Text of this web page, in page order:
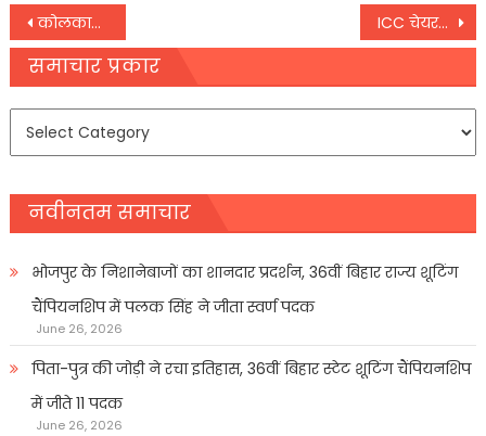
Post
navigation
कोलकाता कांड के आरोपी संजय रॉय पर कसा शिकंजा, कोर्ट ने 14 दिनों की न्यायिक हिरासत में भेजा ICC चेयरमैन बनने से पहले ही जय शाह ने टेस्ट क्रिकेट को बचाने के लिए उठाया कदम
समाचार प्रकार
समाचार
नवीनतम समाचार
भोजपुर के निशानेबाजों का शानदार प्रदर्शन, 36वीं बिहार राज्य शूटिंग
चैंपियनशिप में पलक सिंह ने जीता स्वर्ण पदक
June 26, 2026
पिता-पुत्र की जोड़ी ने रचा इतिहास, 36वीं बिहार स्टेट शूटिंग चैंपियनशिप
में जीते 11 पदक
June 26, 2026